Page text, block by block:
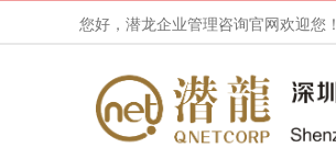
您好，潜龙企业管理咨询官网欢迎您！